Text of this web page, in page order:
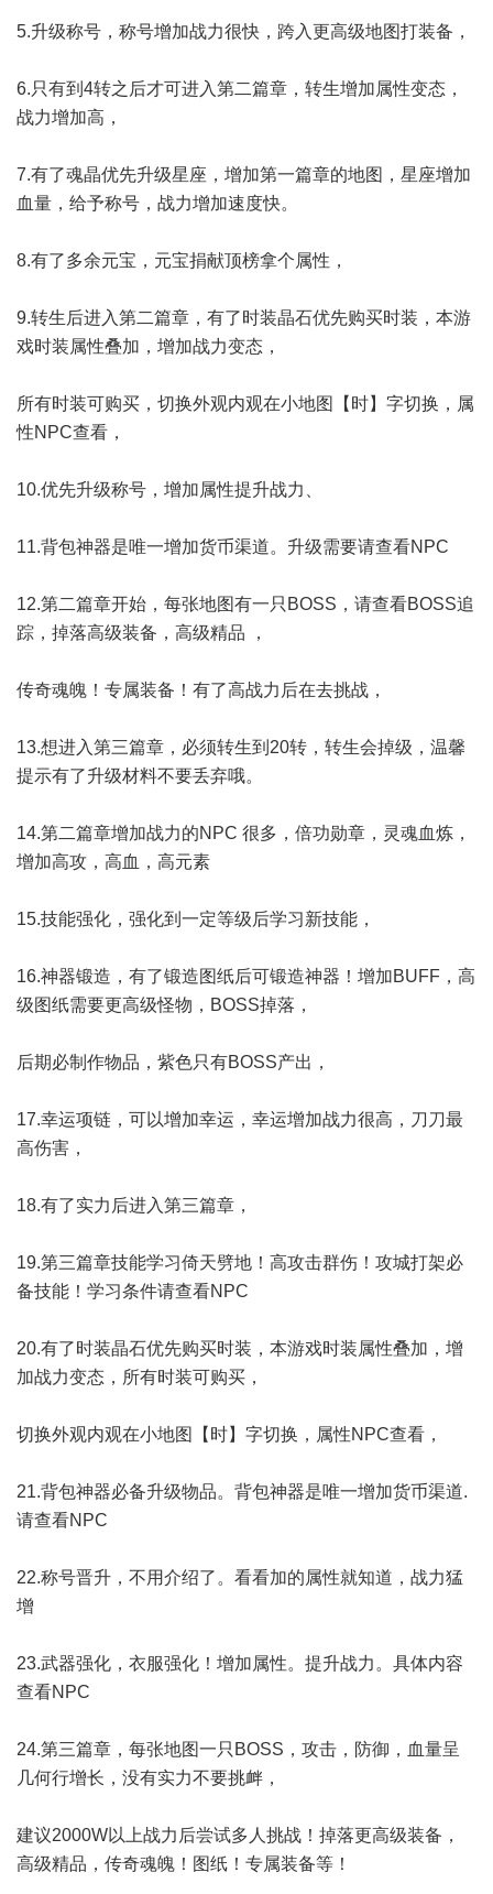
5.升级称号，称号增加战力很快，跨入更高级地图打装备，
6.只有到4转之后才可进入第二篇章，转生增加属性变态，
战力增加高，
7.有了魂晶优先升级星座，增加第一篇章的地图，星座增加
血量，给予称号，战力增加速度快。
8.有了多余元宝，元宝捐献顶榜拿个属性，
9.转生后进入第二篇章，有了时装晶石优先购买时装，本游
戏时装属性叠加，增加战力变态，
所有时装可购买，切换外观内观在小地图【时】字切换，属
性NPC查看，
10.优先升级称号，增加属性提升战力、
11.背包神器是唯一增加货币渠道。升级需要请查看NPC
12.第二篇章开始，每张地图有一只BOSS，请查看BOSS追
踪，掉落高级装备，高级精品 ，
传奇魂魄！专属装备！有了高战力后在去挑战，
13.想进入第三篇章，必须转生到20转，转生会掉级，温馨
提示有了升级材料不要丢弃哦。
14.第二篇章增加战力的NPC 很多，倍功勋章，灵魂血炼，
增加高攻，高血，高元素
15.技能强化，强化到一定等级后学习新技能，
16.神器锻造，有了锻造图纸后可锻造神器！增加BUFF，高
级图纸需要更高级怪物，BOSS掉落，
后期必制作物品，紫色只有BOSS产出，
17.幸运项链，可以增加幸运，幸运增加战力很高，刀刀最
高伤害，
18.有了实力后进入第三篇章，
19.第三篇章技能学习倚天劈地！高攻击群伤！攻城打架必
备技能！学习条件请查看NPC
20.有了时装晶石优先购买时装，本游戏时装属性叠加，增
加战力变态，所有时装可购买，
切换外观内观在小地图【时】字切换，属性NPC查看，
21.背包神器必备升级物品。背包神器是唯一增加货币渠道.
请查看NPC
22.称号晋升，不用介绍了。看看加的属性就知道，战力猛
增
23.武器强化，衣服强化！增加属性。提升战力。具体内容
查看NPC
24.第三篇章，每张地图一只BOSS，攻击，防御，血量呈
几何行增长，没有实力不要挑衅，
建议2000W以上战力后尝试多人挑战！掉落更高级装备，
高级精品，传奇魂魄！图纸！专属装备等！